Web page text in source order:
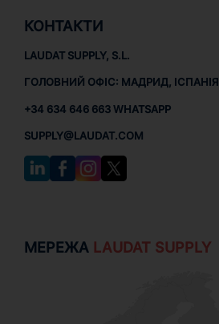
КОНТАКТИ
LAUDAT SUPPLY, S.L.
ГОЛОВНИЙ ОФІС: МАДРИД, ІСПАНІЯ
+34 634 646 663 WHATSAPP
SUPPLY@LAUDAT.COM
МЕРЕЖА LAUDAT SUPPLY